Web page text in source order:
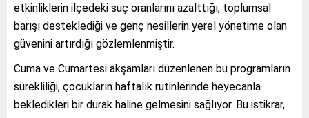
etkinliklerin ilçedeki suç oranlarını azalttığı, toplumsal
barışı desteklediği ve genç nesillerin yerel yönetime olan
güvenini artırdığı gözlemlenmiştir.
Cuma ve Cumartesi akşamları düzenlenen bu programların
sürekliliği, çocukların haftalık rutinlerinde heyecanla
bekledikleri bir durak haline gelmesini sağlıyor. Bu istikrar,